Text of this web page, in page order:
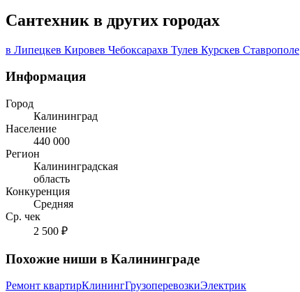
Сантехник в других городах
в Липецкев Кировев Чебоксарахв Тулев Курскев Ставрополе
Информация
Город
Калининград
Население
440 000
Регион
Калининградская
область
Конкуренция
Средняя
Ср. чек
2 500 ₽
Похожие ниши в Калининграде
Ремонт квартирКлинингГрузоперевозкиЭлектрик